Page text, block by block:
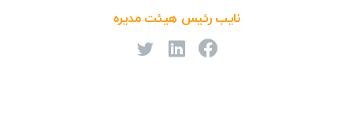
نايب رئيس هيئت مديره